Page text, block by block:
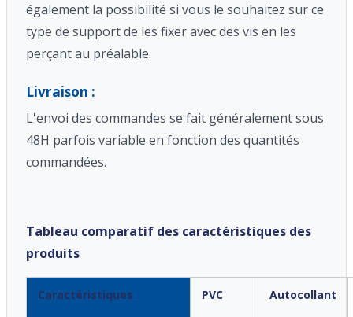
également la possibilité si vous le souhaitez sur ce
type de support de les fixer avec des vis en les
perçant au préalable.
Livraison :
L'envoi des commandes se fait généralement sous
48H parfois variable en fonction des quantités
commandées.
Tableau comparatif des caractéristiques des
produits
Caractéristiques PVC Autocollant